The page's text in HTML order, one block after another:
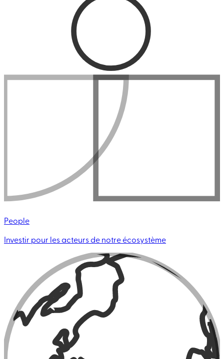
People
Investir pour les acteurs de notre écosystème